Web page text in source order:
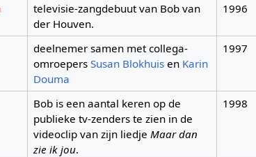
televisie-zangdebuut van Bob van
der Houven.
1996
deelnemer samen met collega-
omroepers Susan Blokhuisen Karin
Douma
1997
Bob is een aantal keren op de
publieke tv-zenders te zien in de
videoclip van zijn liedje Maar dan
zie ik jou.
1998